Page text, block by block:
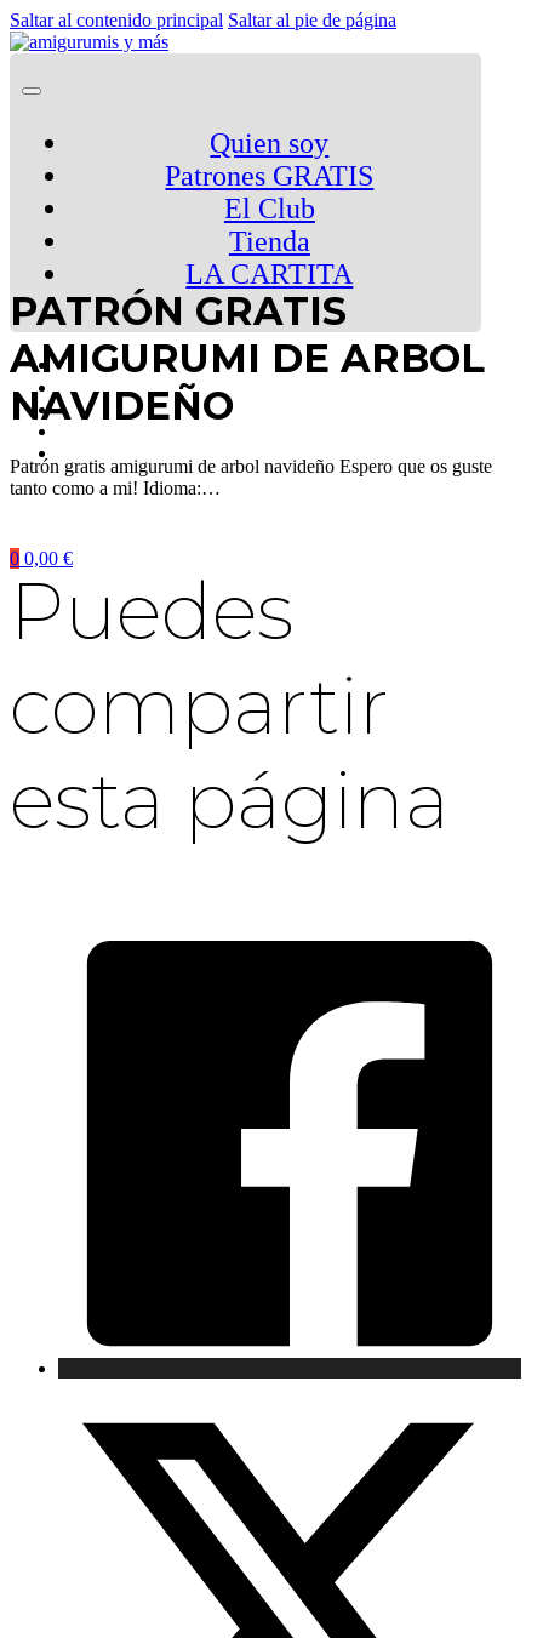
Saltar al contenido principal Saltar al pie de página
Quien soy
Patrones GRATIS
El Club
Tienda
LA CARTITA
0 0,00 €
PATRÓN GRATIS
AMIGURUMI DE ARBOL
NAVIDEÑO
Patrón gratis amigurumi de arbol navideño Espero que os guste
tanto como a mi! Idioma:…
Puedes
compartir
esta página